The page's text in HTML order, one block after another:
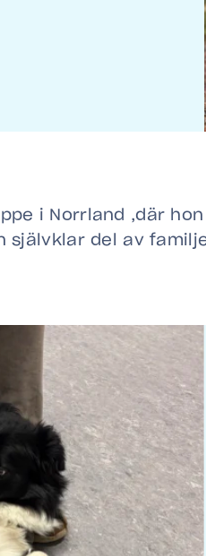
i Norrland ,där
självklar del av